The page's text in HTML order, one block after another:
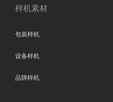
样机素材
包装样机
设备样机
品牌样机